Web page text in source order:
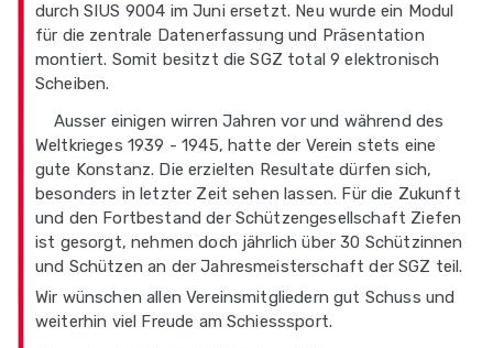
durch SIUS 9004 im Juni ersetzt. Neu wurde ein Modul
für die zentrale Datenerfassung und Präsentation
montiert. Somit besitzt die SGZ total 9 elektronisch
Scheiben.
Ausser einigen wirren Jahren vor und während des
Weltkrieges 1939 - 1945, hatte der Verein stets eine
gute Konstanz. Die erzielten Resultate dürfen sich,
besonders in letzter Zeit sehen lassen. Für die Zukunft
und den Fortbestand der Schützengesellschaft Ziefen
ist gesorgt, nehmen doch jährlich über 30 Schützinnen
und Schützen an der Jahresmeisterschaft der SGZ teil.
Wir wünschen allen Vereinsmitgliedern gut Schuss und
weiterhin viel Freude am Schiesssport.